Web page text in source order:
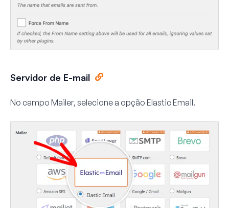
Servidor de E-mail
No campo Mailer, selecione a opção Elastic Email.